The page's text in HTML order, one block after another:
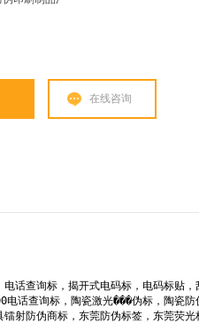
在线咨询
话查询标，揭开式电码标，电码标贴，
话查询标，陶瓷激光���伪标，陶瓷
射防伪商标，东莞防伪标签，东莞荧光